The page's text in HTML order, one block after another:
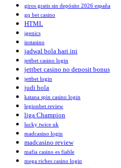
giros gratis sin depósito 2026 españa
gq bet casino
HTML
igenics
instasino
jadwal bola hari ini
jettbet casino login
jettbet casino no deposit bonus
jettbet login
judi bola
katana spin casino login
legionbet review
liga Champion
lucky twice uk
madcasino login
madcasino review
mafia casino es fiable
mega riches casino login